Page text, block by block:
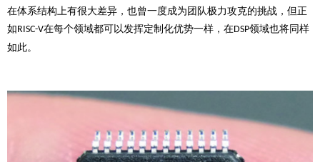
在体系结构上有很大差异，也曾一度成为团队极力攻克的挑战，但正
如RISC-V在每个领域都可以发挥定制化优势一样，在DSP领域也将同样
如此。